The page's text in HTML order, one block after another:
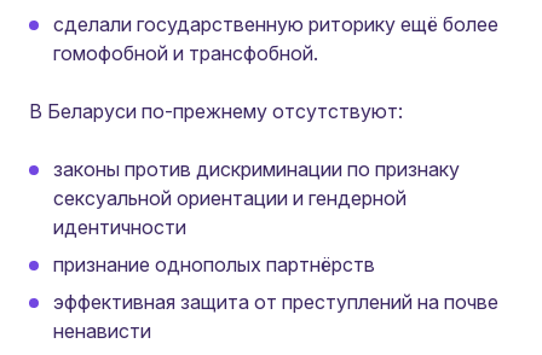
сделали государственную риторику ещё более
гомофобной и трансфобной.
В Беларуси по-прежнему отсутствуют:
законы против дискриминации по признаку
сексуальной ориентации и гендерной
идентичности
признание однополых партнёрств
эффективная защита от преступлений на почве
ненависти